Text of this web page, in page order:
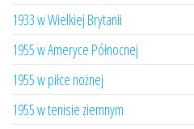
1933 w Wielkiej Brytanii
1955 w Ameryce Północnej
1955 w piłce nożnej
1955 w tenisie ziemnym